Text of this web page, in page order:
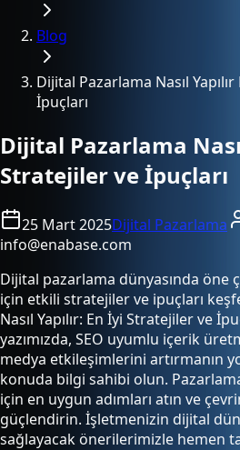
Blog
Dijital Pazarlama Nasıl
İpuçları
Dijital Pazarlama
Stratejiler ve İpuçları
25 Mart 2025Dijital Pazarlama
info@enabase.com
Dijital pazarlama dünyasında öne
için etkili stratejiler ve ipuçları
Nasıl Yapılır: En İyi Stratejiler ve
yazımızda, SEO uyumlu içerik
medya etkileşimlerini artırmanın
konuda bilgi sahibi olun.
için en uygun adımları atın ve
güçlendirin. İşletmenizin dijital
sağlayacak önerilerimizle hemen